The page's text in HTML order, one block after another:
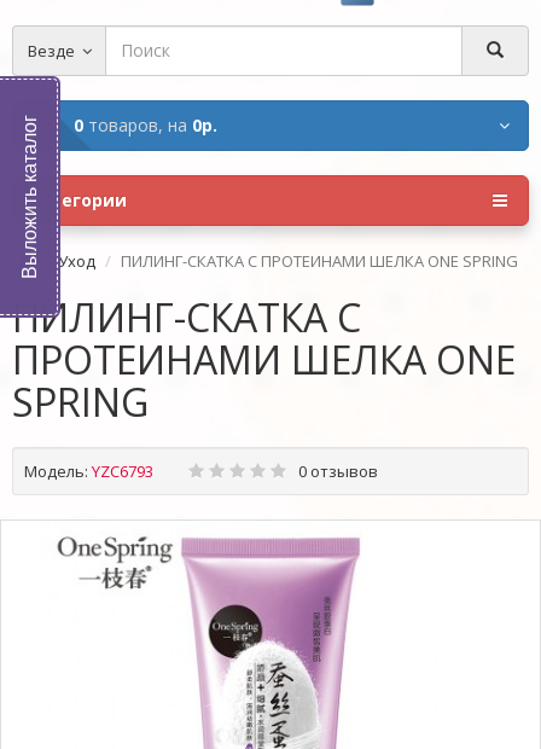
Везде
0 товаров, на 0р.
Категории
Уход ПИЛИНГ-СКАТКА С ПРОТЕИНАМИ ШЕЛКА ONE SPRING
ПИЛИНГ-СКАТКА С
ПРОТЕИНАМИ ШЕЛКА ONE
SPRING
Модель: YZC6793 0 отзывов
Выложить каталог